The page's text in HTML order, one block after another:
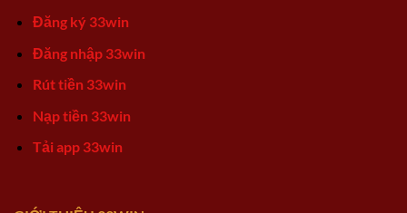
Đăng ký 33win
Đăng nhập 33win
Rút tiền 33win
Nạp tiền 33win
Tải app 33win